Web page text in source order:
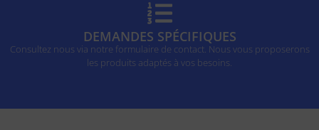
DEMANDES SPÉCIFIQUES
Consultez nous via notre formulaire de contact. Nous vous proposerons
les produits adaptés à vos besoins.